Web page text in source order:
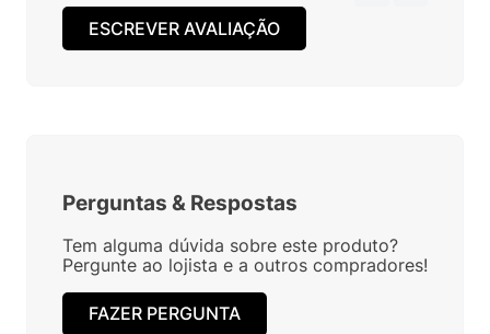
ESCREVER AVALIAÇÃO
Perguntas & Respostas
Tem alguma dúvida sobre este produto?
Pergunte ao lojista e a outros compradores!
FAZER PERGUNTA